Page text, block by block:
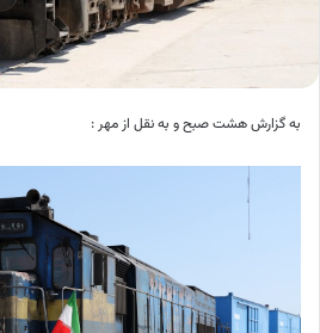
به گزارش هشت صبح و به نقل از مهر :